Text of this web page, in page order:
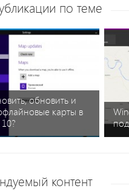
по теме
обновить и
карты в
контент